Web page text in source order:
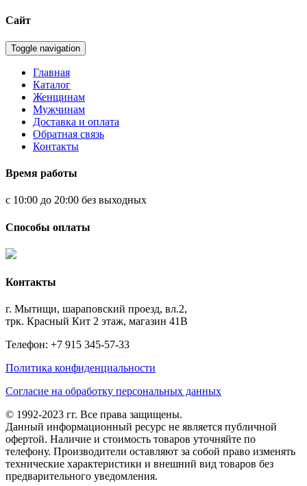
Сайт
Toggle navigation
Главная
Каталог
Женщинам
Мужчинам
Доставка и оплата
Обратная связь
Контакты
Время работы
с 10:00 до 20:00 без выходных
Способы оплаты
Контакты
г. Мытищи, шараповский проезд, вл.2,
трк. Красный Кит 2 этаж, магазин 41В
Телефон: +7 915 345-57-33
Политика конфиденциальности
Согласие на обработку персональных данных
© 1992-2023 гг. Все права защищены.
Данный информационный ресурс не является публичной
офертой. Наличие и стоимость товаров уточняйте по
телефону. Производители оставляют за собой право изменять
технические характеристики и внешний вид товаров без
предварительного уведомления.